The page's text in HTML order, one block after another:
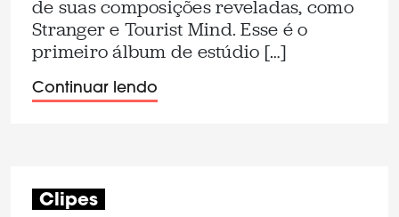
de suas composições reveladas, como
Stranger e Tourist Mind. Esse é o
primeiro álbum de estúdio […]
Continuar lendo
Clipes